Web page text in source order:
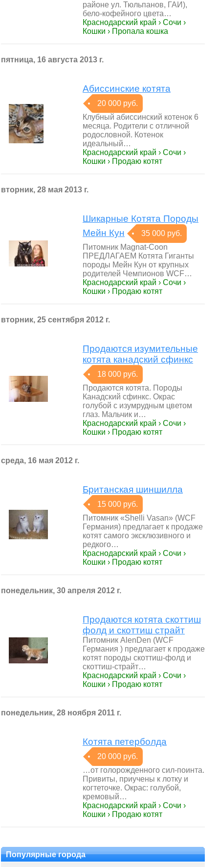
районе ул. Тюльпанов, ГАИ),
бело-кофейного цвета…
Краснодарский край › Сочи ›
Кошки › Пропала кошка
пятница, 16 августа 2013 г.
Абиссинские котята
20 000 руб.
Клубный абиссинский котенок 6
месяца. Родители с отличной
родословной. Котенок
идеальный…
Краснодарский край › Сочи ›
Кошки › Продаю котят
вторник, 28 мая 2013 г.
Шикарные Котята Породы
Мейн Кун
35 000 руб.
Питомник Magnat-Coon
ПРЕДЛАГАЕМ Котята Гиганты
породы Мейн Кун от крупных
родителей Чемпионов WCF…
Краснодарский край › Сочи ›
Кошки › Продаю котят
вторник, 25 сентября 2012 г.
Продаются изумительные
котята канадский сфинкс
18 000 руб.
Продаются котята. Породы
Канадский сфинкс. Окрас
голубой с изумрудным цветом
глаз. Мальчик и…
Краснодарский край › Сочи ›
Кошки › Продаю котят
среда, 16 мая 2012 г.
Британская шиншилла
15 000 руб.
Питомник «Shelli Vasan» (WCF
Германия) предлагает к продаже
котят самого эксклюзивного и
редкого…
Краснодарский край › Сочи ›
Кошки › Продаю котят
понедельник, 30 апреля 2012 г.
Продаются котята скоттиш
фолд и скоттиш страйт
Питомник AlenDen (WCF
Германия ) предлагает к продаже
котят породы скоттиш-фолд и
скоттиш-страйт…
Краснодарский край › Сочи ›
Кошки › Продаю котят
понедельник, 28 ноября 2011 г.
Котята петерболда
20 000 руб.
…от голорожденного сил-поинта.
Привиты, приучены к лотку и
когтеточке. Окрас: голубой,
кремовый…
Краснодарский край › Сочи ›
Кошки › Продаю котят
Популярные города